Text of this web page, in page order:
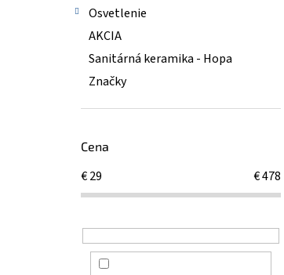
Osvetlenie
AKCIA
Sanitárná keramika - Hopa
Značky
Cena
€29 €478